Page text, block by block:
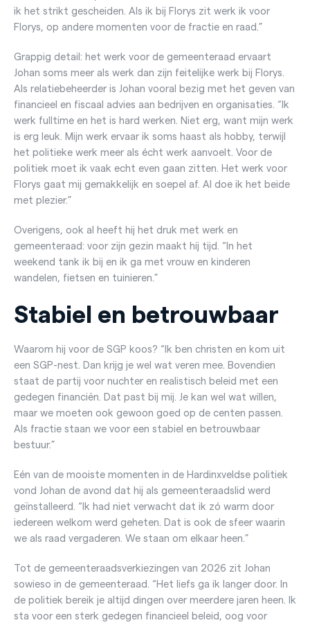
ik het strikt gescheiden. Als ik bij Florys zit werk ik voor
Florys, op andere momenten voor de fractie en raad.”
Grappig detail: het werk voor de gemeenteraad ervaart
Johan soms meer als werk dan zijn feitelijke werk bij Florys.
Als relatiebeheerder is Johan vooral bezig met het geven van
financieel en fiscaal advies aan bedrijven en organisaties. “Ik
werk fulltime en het is hard werken. Niet erg, want mijn werk
is erg leuk. Mijn werk ervaar ik soms haast als hobby, terwijl
het politieke werk meer als écht werk aanvoelt. Voor de
politiek moet ik vaak echt even gaan zitten. Het werk voor
Florys gaat mij gemakkelijk en soepel af. Al doe ik het beide
met plezier.”
Overigens, ook al heeft hij het druk met werk en
gemeenteraad: voor zijn gezin maakt hij tijd. “In het
weekend tank ik bij en ik ga met vrouw en kinderen
wandelen, fietsen en tuinieren.”
Stabiel en betrouwbaar
Waarom hij voor de SGP koos? “Ik ben christen en kom uit
een SGP-nest. Dan krijg je wel wat veren mee. Bovendien
staat de partij voor nuchter en realistisch beleid met een
gedegen financiën. Dat past bij mij. Je kan wel wat willen,
maar we moeten ook gewoon goed op de centen passen.
Als fractie staan we voor een stabiel en betrouwbaar
bestuur.”
Eén van de mooiste momenten in de Hardinxveldse politiek
vond Johan de avond dat hij als gemeenteraadslid werd
geïnstalleerd. “Ik had niet verwacht dat ik zó warm door
iedereen welkom werd geheten. Dat is ook de sfeer waarin
we als raad vergaderen. We staan om elkaar heen.”
Tot de gemeenteraadsverkiezingen van 2026 zit Johan
sowieso in de gemeenteraad. “Het liefs ga ik langer door. In
de politiek bereik je altijd dingen over meerdere jaren heen. Ik
sta voor een sterk gedegen financieel beleid, oog voor